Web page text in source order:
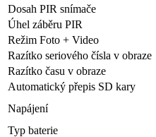
Dosah PIR snímače
Úhel záběru PIR
Režim Foto + Video
Razítko seriového čísla v obraze
Razítko času v obraze
Automatický přepis SD kary
Napájení
Typ baterie